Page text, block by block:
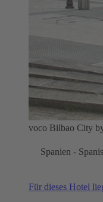
voco Bilbao City
Spanien -
Für dieses Hotel